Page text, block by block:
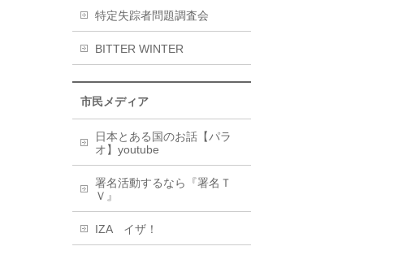
特定失踪者問題調査会
BITTER WINTER
市民メディア
日本とある国のお話【パラ
オ】youtube
署名活動するなら『署名Ｔ
Ｖ』
IZA イザ！